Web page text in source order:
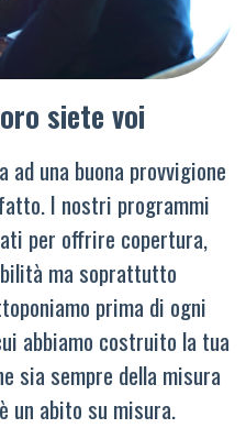
siete voi
una buona provvigione
I nostri programmi
per offrire copertura,
ma soprattutto
prima di ogni
abbiamo costruito la tua
sia sempre della misura
un abito su misura.